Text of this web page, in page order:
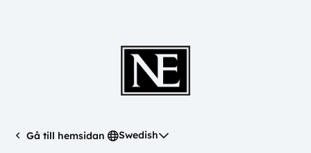
Gå till hemsidan Swedish